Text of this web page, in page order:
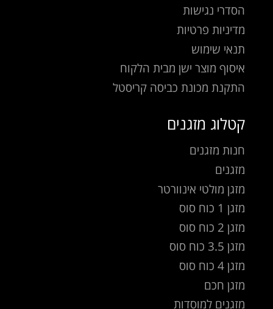
הסדרי נגישות
מדיניות פרטיות
תנאי שימוש
איסוף מוצר ישן מבית הלקוח
התקנת מכונת כביסה קריסטל
קטלוג מזגנים
חנות מזגנים
מזגנים
מזגן מולטי אינוורטר
מזגן 1 כוח סוס
מזגן 2 כוח סוס
מזגן 3.5 כוח סוס
מזגן 4 כוח סוס
מזגן חכם
מזגנים למוסדות